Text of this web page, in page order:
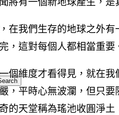
在我們生存的地球之外
，這對每個人都相當重要
個維度才看得見，就在
，平時心無波瀾，但只
的天堂稱為瑤池收圓淨